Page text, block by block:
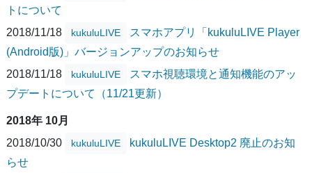
トについて
2018/11/18
kukuluLIVE
スマホアプリ「kukuluLIVE Player
(Android版)」バージョンアップのお知らせ
2018/11/18
kukuluLIVE
スマホ視聴環境と通知機能のアッ
プデートについて（11/21更新）
2018年 10月
2018/10/30
kukuluLIVE
kukuluLIVE Desktop2 廃止のお知
らせ